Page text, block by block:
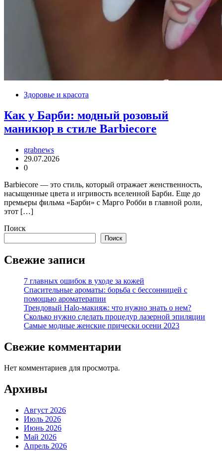
Здоровье и красота
Как у Барби: модный розовый
маникюр в стиле Barbiecore
grabnews
29.07.2026
0
Barbiecore — это стиль, который отражает женственность,
насыщенные цвета и игривость вселенной Барби. Еще до
премьеры фильма «Барби» с Марго Робби в главной роли,
этот […]
Поиск
Поиск
Свежие записи
7 главных ошибок в уходе за кожей
Спасительные ароматы: борьба с бессонницей с
помощью ароматерапии
Трендовый Halo-макияж: что нужно знать о нем?
Сколько нужно сделать процедур лазерной эпиляции
Самые модные женские прически осени 2023
Свежие комментарии
Нет комментариев для просмотра.
Архивы
Август 2026
Июль 2026
Июнь 2026
Май 2026
Апрель 2026